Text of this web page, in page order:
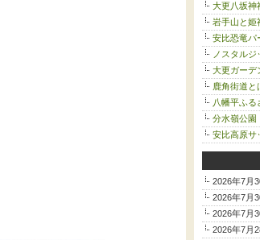
大更八坂神
岩手山と姫
安比恐竜パ
ノスタル
大更ガーデ
鹿角街道と
八幡平ふる
分水嶺公園
安比高原サ
2026年7月
2026年7月
2026年7月
2026年7月